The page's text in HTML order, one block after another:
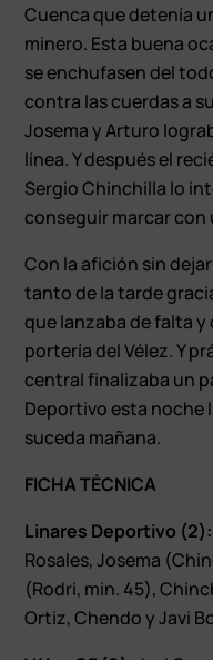
Cuenca que detenía
minero. Esta buena
se enchufasen del
contra las cuerdas a
Josema y Arturo
línea. Y después el
Sergio Chinchilla lo
conseguir marcar con
Con la afición sin
tanto de la tarde
que lanzaba de falta
portería del Vélez. Y
central finalizaba un
Deportivo esta noche
suceda mañana.
FICHA TÉCNICA
Linares Deportivo (2):
Rosales, Josema
(Rodri, min. 45),
Ortiz, Chendo y Javi